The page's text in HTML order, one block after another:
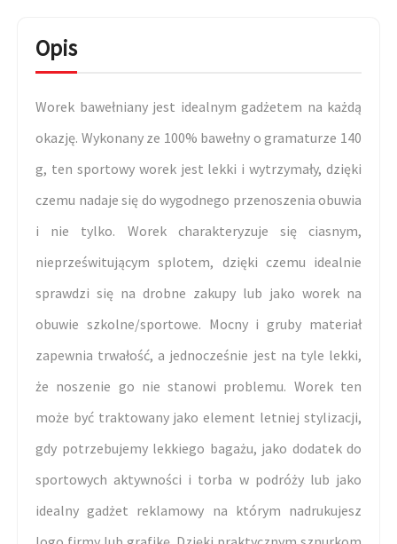
Opis
Worek bawełniany jest idealnym gadżetem na każdą
okazję. Wykonany ze 100% bawełny o gramaturze 140
g, ten sportowy worek jest lekki i wytrzymały, dzięki
czemu nadaje się do wygodnego przenoszenia obuwia
i nie tylko. Worek charakteryzuje się ciasnym,
nieprześwitującym splotem, dzięki czemu idealnie
sprawdzi się na drobne zakupy lub jako worek na
obuwie szkolne/sportowe. Mocny i gruby materiał
zapewnia trwałość, a jednocześnie jest na tyle lekki,
że noszenie go nie stanowi problemu. Worek ten
może być traktowany jako element letniej stylizacji,
gdy potrzebujemy lekkiego bagażu, jako dodatek do
sportowych aktywności i torba w podróży lub jako
idealny gadżet reklamowy na którym nadrukujesz